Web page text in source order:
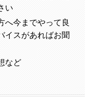
い
へ今までやって良
イスがあればお聞
など